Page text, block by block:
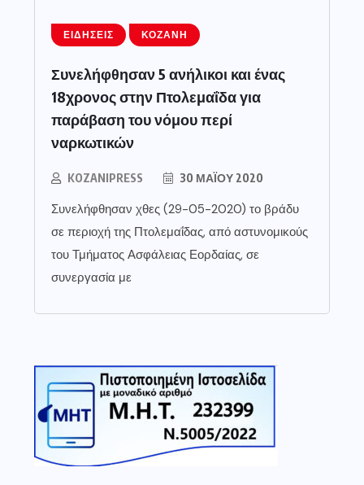
ΕΙΔΉΣΕΙΣ ΚΟΖΆΝΗ
Συνελήφθησαν 5 ανήλικοι και ένας
18χρονος στην Πτολεμαΐδα για
παράβαση του νόμου περί
ναρκωτικών
KOZANIPRESS 30 ΜΑΪ́ΟΥ 2020
Συνελήφθησαν χθες (29-05-2020) το βράδυ
σε περιοχή της Πτολεμαΐδας, από αστυνομικούς
του Τμήματος Ασφάλειας Εορδαίας, σε
συνεργασία με